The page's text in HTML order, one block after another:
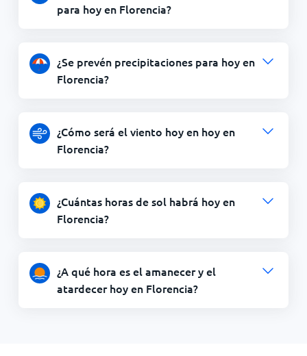
para hoy en Florencia?
¿Se prevén precipitaciones para hoy en
Florencia?
¿Cómo será el viento hoy en hoy en
Florencia?
¿Cuántas horas de sol habrá hoy en
Florencia?
¿A qué hora es el amanecer y el
atardecer hoy en Florencia?